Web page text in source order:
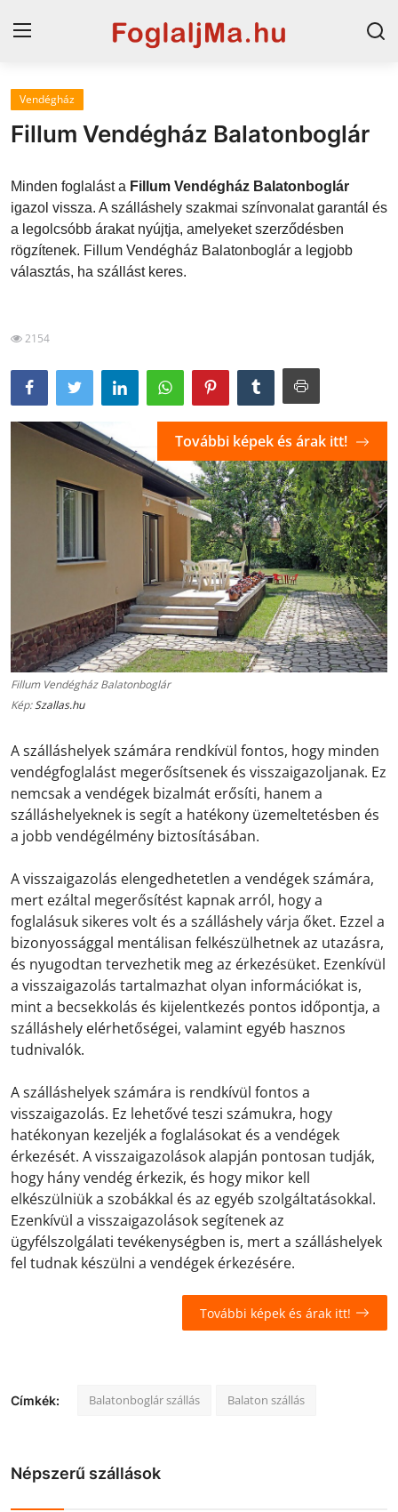
Magyarország
Szállások a Balatonon
Horvátország
Blog
Vendégház
Fillum Vendégház Balatonboglár
Minden foglalást a Fillum Vendégház Balatonboglár
igazol vissza. A szálláshely szakmai színvonalat garantál és
a legolcsóbb árakat nyújtja, amelyeket szerződésben
rögzítenek. Fillum Vendégház Balatonboglár a legjobb
választás, ha szállást keres.
2154
Fillum Vendégház Balatonboglár
Kép:Szallas.hu
További képek és árak itt!
A szálláshelyek számára rendkívül fontos, hogy minden
vendégfoglalást megerősítsenek és visszaigazoljanak. Ez
nemcsak a vendégek bizalmát erősíti, hanem a
szálláshelyeknek is segít a hatékony üzemeltetésben és
a jobb vendégélmény biztosításában.
A visszaigazolás elengedhetetlen a vendégek számára,
mert ezáltal megerősítést kapnak arról, hogy a
foglalásuk sikeres volt és a szálláshely várja őket. Ezzel a
bizonyossággal mentálisan felkészülhetnek az utazásra,
és nyugodtan tervezhetik meg az érkezésüket. Ezenkívül
a visszaigazolás tartalmazhat olyan információkat is,
mint a becsekkolás és kijelentkezés pontos időpontja, a
szálláshely elérhetőségei, valamint egyéb hasznos
tudnivalók.
A szálláshelyek számára is rendkívül fontos a
visszaigazolás. Ez lehetővé teszi számukra, hogy
hatékonyan kezeljék a foglalásokat és a vendégek
érkezését. A visszaigazolások alapján pontosan tudják,
hogy hány vendég érkezik, és hogy mikor kell
elkészülniük a szobákkal és az egyéb szolgáltatásokkal.
Ezenkívül a visszaigazolások segítenek az
ügyfélszolgálati tevékenységben is, mert a szálláshelyek
fel tudnak készülni a vendégek érkezésére.
További képek és árak itt!
Címkék: Balatonboglár szállás Balaton szállás
Népszerű szállások